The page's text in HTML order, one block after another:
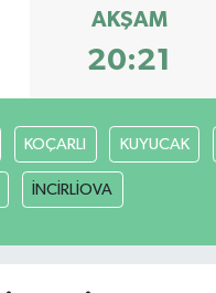
AKŞAM
20:21
KOÇARLI KUYUCAK
İNCİRLİOVA